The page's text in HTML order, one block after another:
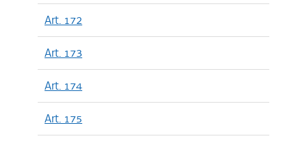
Art. 172
Art. 173
Art. 174
Art. 175